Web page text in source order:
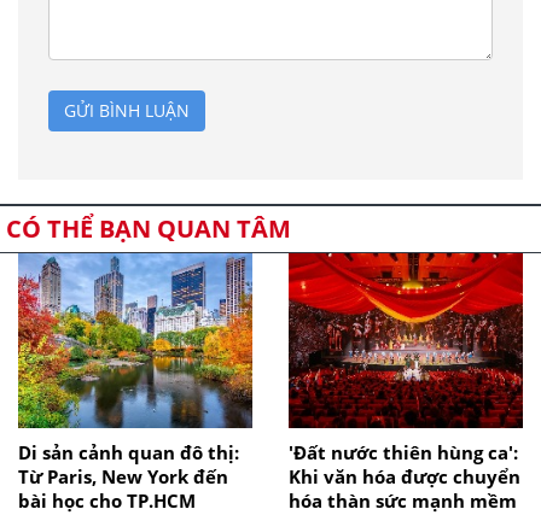
GỬI BÌNH LUẬN
CÓ THỂ BẠN QUAN TÂM
Di sản cảnh quan đô thị:
Từ Paris, New York đến
bài học cho TP.HCM
'Đất nước thiên hùng ca':
Khi văn hóa được chuyển
hóa thàn sức mạnh mềm